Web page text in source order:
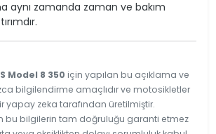
aynı zamanda zaman ve bakım
Model 8 350 için yapılan bu açıklama ve
bilgilendirme amaçlıdır ve motosikletler
yapay zeka tarafından üretilmiştir.
bu bilgilerin tam doğruluğu garanti etmez